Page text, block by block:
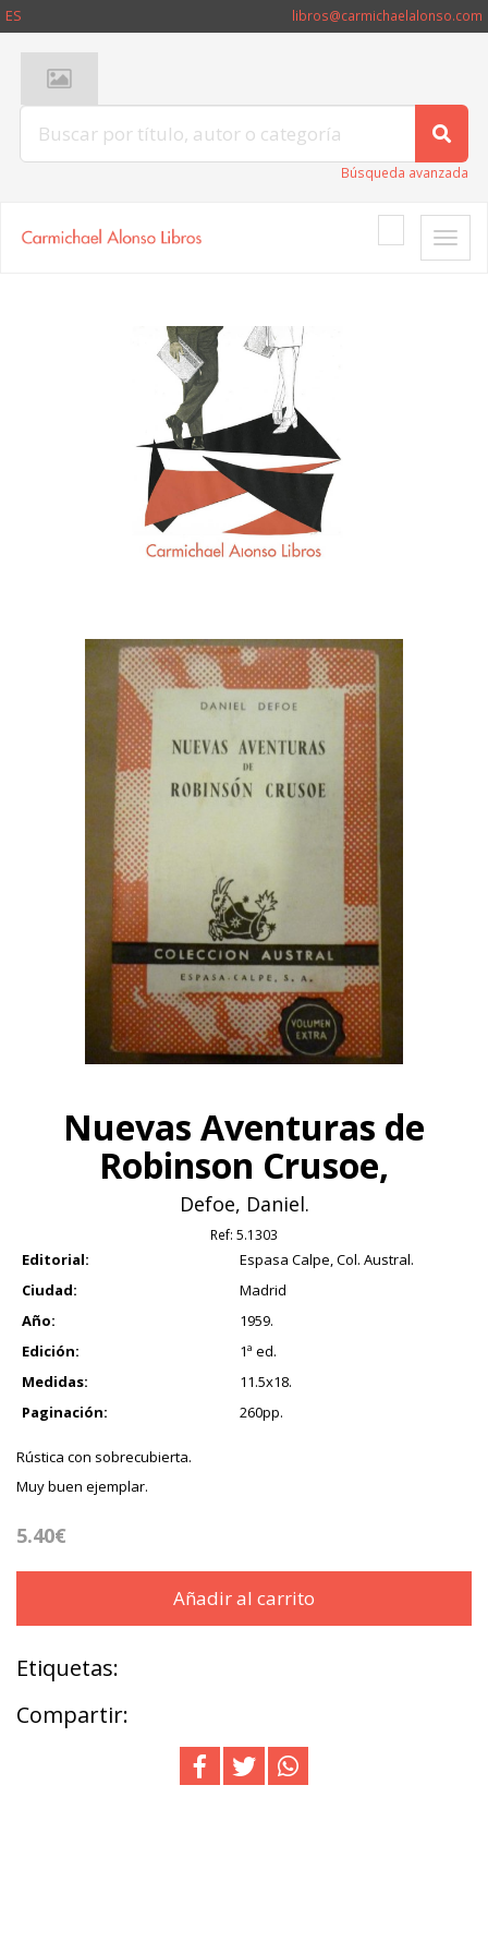
ES libros@carmichaelalonso.com
Búsqueda avanzada
Toggle
Nuevas Aventuras de
Robinson Crusoe,
Defoe, Daniel.
Ref: 5.1303
Editorial:
Espasa Calpe, Col. Austral.
Ciudad:
Madrid
Año:
1959.
Edición:
1ª ed.
Medidas:
11.5x18.
Paginación:
260pp.
Rústica con sobrecubierta.
Muy buen ejemplar.
5.40€
Añadir al carrito
Etiquetas:
Compartir: